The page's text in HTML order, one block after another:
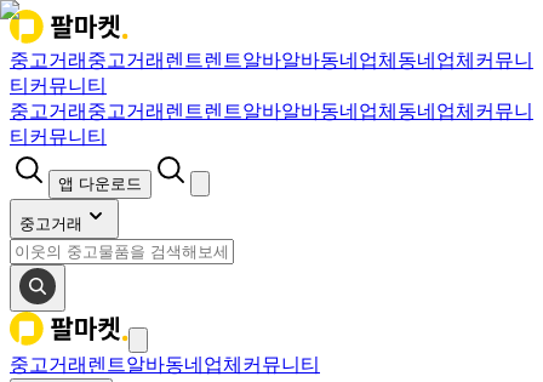
중고거래 중고거래 렌트렌트알바알바동네업체 동네업체 커뮤니
티 커뮤니티
중고거래 중고거래 렌트렌트알바알바동네업체 동네업체 커뮤니
티 커뮤니티
앱 다운로드
중고거래
중고거래 렌트알바동네업체 커뮤니티